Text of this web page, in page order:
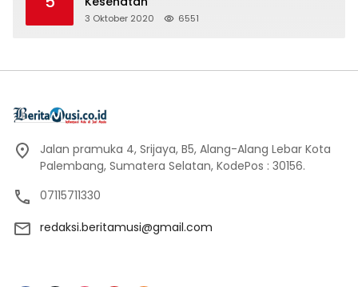
3 Oktober 2020 6551
Jalan pramuka 4, Srijaya, B5, Alang-Alang Lebar Kota
Palembang, Sumatera Selatan, KodePos : 30156.
07115711330
redaksi.beritamusi@gmail.com